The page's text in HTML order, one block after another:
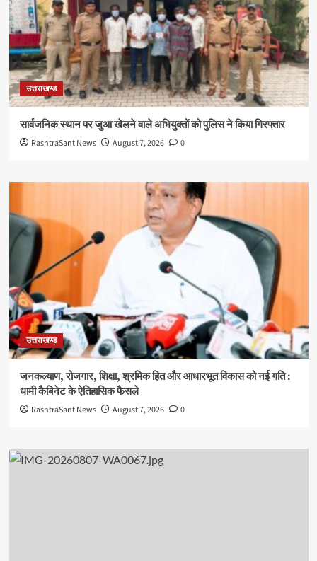
उत्तराखण्ड
सार्वजनिक स्थान पर जुआ खेलने वाले अभियुक्तों को पुलिस ने किया गिरफ्तार
RashtraSant News August 7, 2026 0
उत्तराखण्ड
जनकल्याण, रोजगार, शिक्षा, श्रमिक हित और आधारभूत विकास को नई गति :
धामी कैबिनेट के ऐतिहासिक फैसले
RashtraSant News August 7, 2026 0